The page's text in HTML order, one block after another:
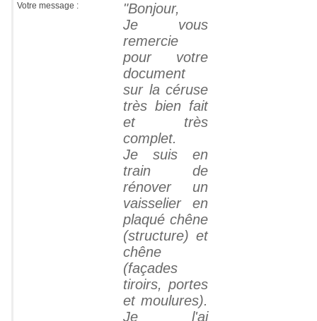
Votre message :
"Bonjour,
Je vous
remercie
pour votre
document
sur la céruse
très bien fait
et très
complet.
Je suis en
train de
rénover un
vaisselier en
plaqué chêne
(structure) et
chêne
(façades
tiroirs, portes
et moulures).
Je l'ai